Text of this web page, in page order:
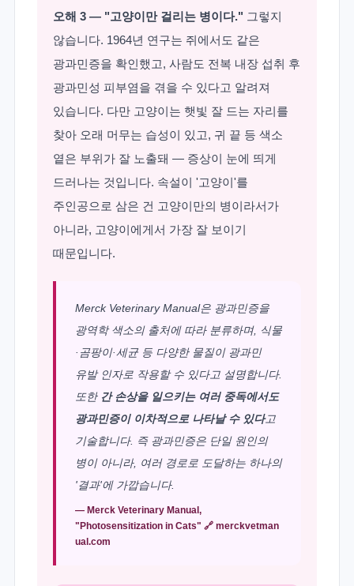
오해 3 — "고양이만 걸리는 병이다." 그렇지
않습니다. 1964년 연구는 쥐에서도 같은
광과민증을 확인했고, 사람도 전복 내장 섭취 후
광과민성 피부염을 겪을 수 있다고 알려져
있습니다. 다만 고양이는 햇빛 잘 드는 자리를
찾아 오래 머무는 습성이 있고, 귀 끝 등 색소
옅은 부위가 잘 노출돼 — 증상이 눈에 띄게
드러나는 것입니다. 속설이 '고양이'를
주인공으로 삼은 건 고양이만의 병이라서가
아니라, 고양이에게서 가장 잘 보이기
때문입니다.
Merck Veterinary Manual은 광과민증을
광역학 색소의 출처에 따라 분류하며, 식물
·곰팡이·세균 등 다양한 물질이 광과민
유발 인자로 작용할 수 있다고 설명합니다.
또한 간 손상을 일으키는 여러 중독에서도
광과민증이 이차적으로 나타날 수 있다고
기술합니다. 즉 광과민증은 단일 원인의
병이 아니라, 여러 경로로 도달하는 하나의
'결과'에 가깝습니다.
— Merck Veterinary Manual,
"Photosensitization in Cats" 🔗 merckvetman
ual.com